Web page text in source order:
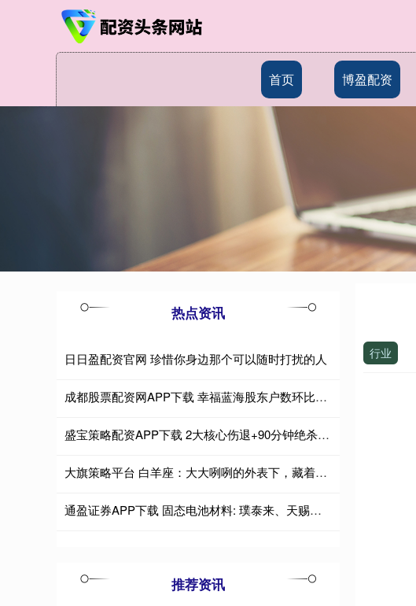
首页 博盈配资
行业
热点资讯
日日盈配资官网 珍惜你身边那个可以随时打扰的人
成都股票配资网APP下载 幸福蓝海股东户数环比下降5.28% 今日大涨3.56%
盛宝策略配资APP下载 2大核心伤退+90分钟绝杀，国米1
大旗策略平台 白羊座：大大咧咧的外表下，藏着怎样的精密计算器？
通盈证券APP下载 固态电池材料: 璞泰来、天赐材料、多氟多、星源材质, 谁更具潜力
推荐资讯